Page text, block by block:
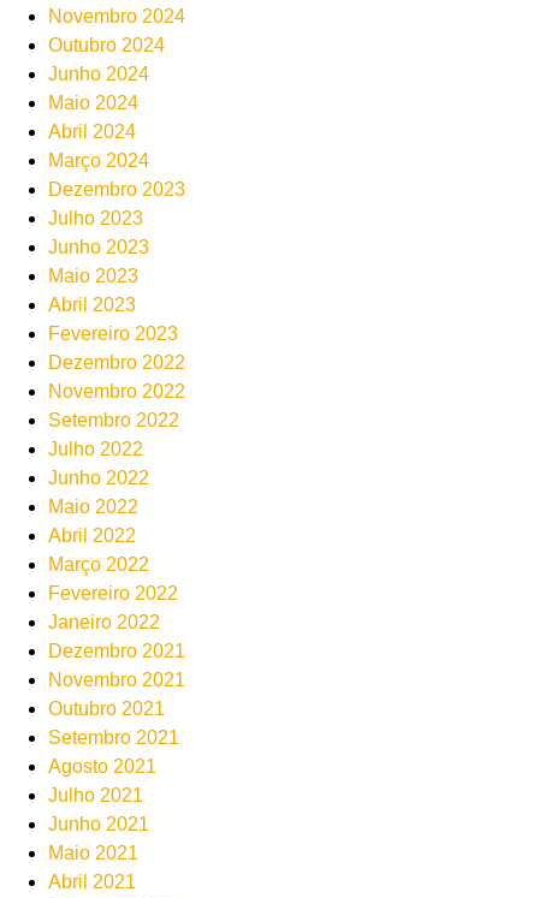
Novembro 2024
Outubro 2024
Junho 2024
Maio 2024
Abril 2024
Março 2024
Dezembro 2023
Julho 2023
Junho 2023
Maio 2023
Abril 2023
Fevereiro 2023
Dezembro 2022
Novembro 2022
Setembro 2022
Julho 2022
Junho 2022
Maio 2022
Abril 2022
Março 2022
Fevereiro 2022
Janeiro 2022
Dezembro 2021
Novembro 2021
Outubro 2021
Setembro 2021
Agosto 2021
Julho 2021
Junho 2021
Maio 2021
Abril 2021